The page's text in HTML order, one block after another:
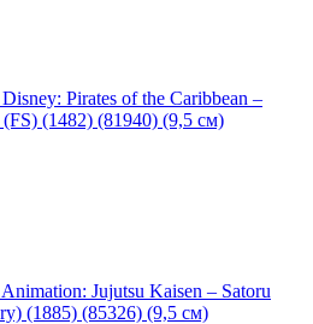
Pirates of the Caribbean –
(1482) (81940) (9,5 см)
Jujutsu Kaisen – Satoru
(1885) (85326) (9,5 см)